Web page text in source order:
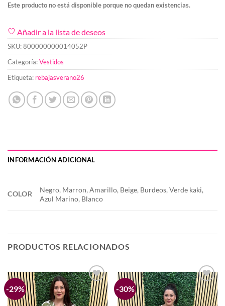
Este producto no está disponible porque no quedan existencias.
Añadir a la lista de deseos
SKU:800000000014052P
Categoría:Vestidos
Etiqueta: rebajasverano26
INFORMACIÓN ADICIONAL
COLOR
Negro, Marron, Amarillo, Beige, Burdeos, Verde kaki,
Azul Marino, Blanco
PRODUCTOS RELACIONADOS
-29%
Añadir
a la
lista de
-30%
Añadir
a la
lista de